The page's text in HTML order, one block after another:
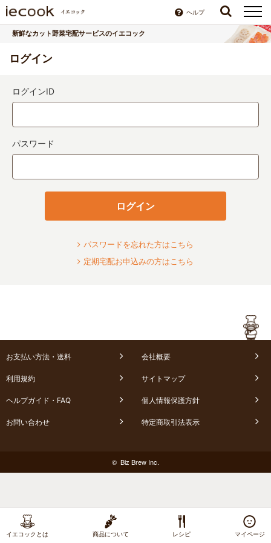
ヘルプ
イエコックとは 商品について レシピ マイページ
新鮮なカット野菜宅配サービスのイエコック
ログイン
ログインID
パスワード
ログイン
パスワードを忘れた方はこちら
定期宅配お申込みの方はこちら
お支払い方法・送料 会社概要
利用規約 サイトマップ
ヘルプガイド・FAQ 個人情報保護方針
お問い合わせ 特定商取引法表示
© Biz Brew Inc.